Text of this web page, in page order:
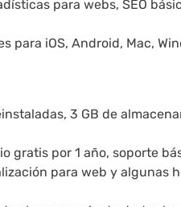
para webs, SEO
para iOS, Android, Mac,
3 GB de
gratis por 1 año, soporte
para web y algunas